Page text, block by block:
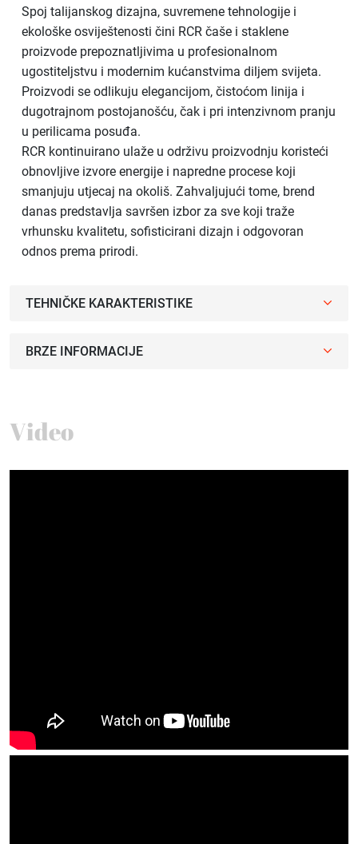
Spoj talijanskog dizajna, suvremene tehnologije i
ekološke osviještenosti čini RCR čaše i staklene
proizvode prepoznatljivima u profesionalnom
ugostiteljstvu i modernim kućanstvima diljem svijeta.
Proizvodi se odlikuju elegancijom, čistoćom linija i
dugotrajnom postojanošću, čak i pri intenzivnom pranju
u perilicama posuđa.
RCR kontinuirano ulaže u održivu proizvodnju koristeći
obnovljive izvore energije i napredne procese koji
smanjuju utjecaj na okoliš. Zahvaljujući tome, brend
danas predstavlja savršen izbor za sve koji traže
vrhunsku kvalitetu, sofisticirani dizajn i odgovoran
odnos prema prirodi.
TEHNIČKE KARAKTERISTIKE
BRZE INFORMACIJE
Video